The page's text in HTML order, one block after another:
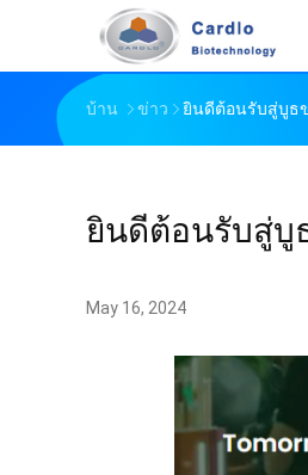
บ้าน ข่าว ยินดีต้อนรับสู่บูธข
ยินดีต้อนรับสู่บู
May 16, 2024